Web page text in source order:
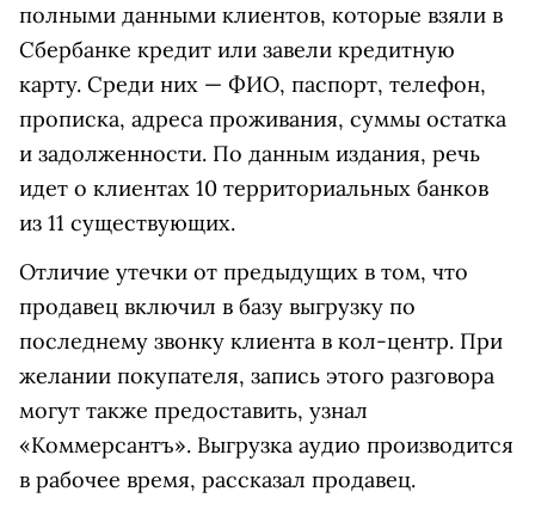
полными данными клиентов, которые взяли в
Сбербанке кредит или завели кредитную
карту. Среди них — ФИО, паспорт, телефон,
прописка, адреса проживания, суммы остатка
и задолженности. По данным издания, речь
идет о клиентах 10 территориальных банков
из 11 существующих.
Отличие утечки от предыдущих в том, что
продавец включил в базу выгрузку по
последнему звонку клиента в кол-центр. При
желании покупателя, запись этого разговора
могут также предоставить, узнал
«Коммерсантъ». Выгрузка аудио производится
в рабочее время, рассказал продавец.